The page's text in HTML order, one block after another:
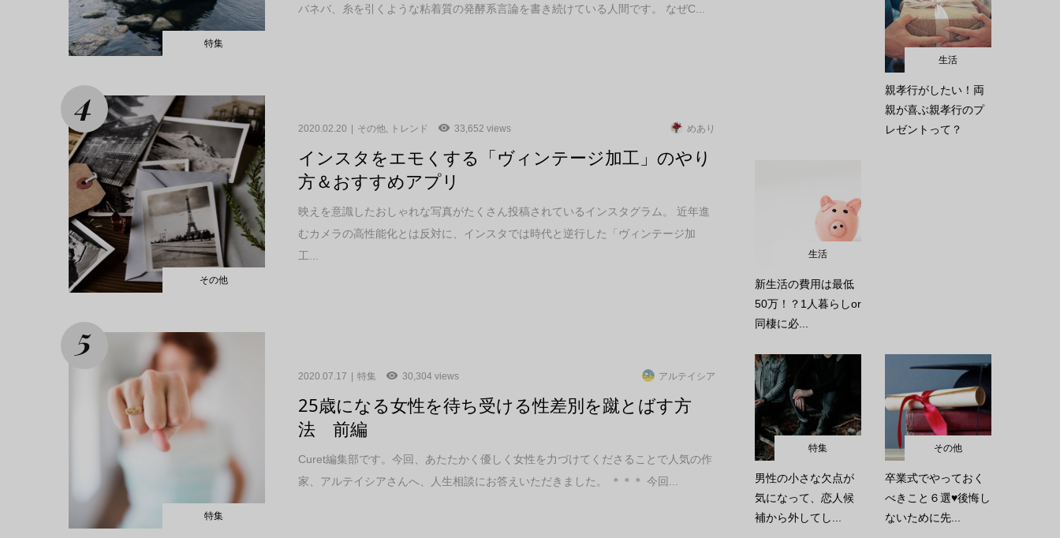
特集
バネバ、糸を引くような粘着質の発酵系言論を書き続けている人間です。 なぜC...
その他
2020.02.20 その他, トレンド 33,652 views めあり
インスタをエモくする「ヴィンテージ加工」のやり
方＆おすすめアプリ
映えを意識したおしゃれな写真がたくさん投稿されているインスタグラム。 近年進
むカメラの高性能化とは反対に、インスタでは時代と逆行した「ヴィンテージ加
工...
特集
2020.07.17 特集 30,304 views アルテイシア
25歳になる女性を待ち受ける性差別を蹴とばす方
法 前編
Curet編集部です。今回、あたたかく優しく女性を力づけてくださることで人気の作
家、アルテイシアさんへ、人生相談にお答えいただきました。 ＊＊＊ 今回...
生活
親孝行がしたい！両
親が喜ぶ親孝行のプ
レゼントって？
生活
新生活の費用は最低
50万！？1人暮らしor
同棲に必...
特集
男性の小さな欠点が
気になって、恋人候
補から外してし...
その他
卒業式でやっておく
べきこと６選♥後悔し
ないために先...